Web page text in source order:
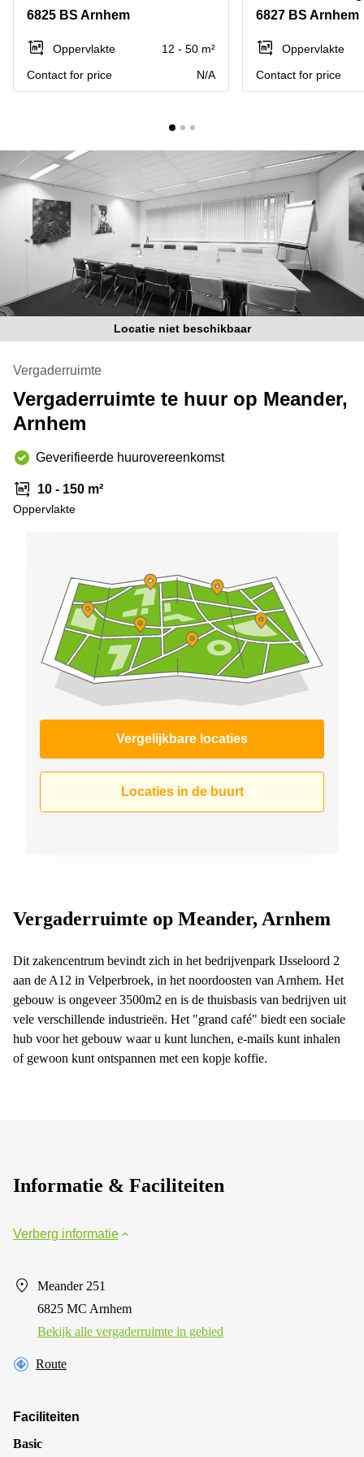
Hengelo
Hilversum
Hoofddorp
Tiel
Tilburg
Zwolle
Amsterdam
Westpoort
Reeuwijk
Business
Arnhem
Westpoort
Business
center
Hilversum
Business
center
space
Coworking
Arnhem
Kantoorruimte
in Arnhem
space
Coworking
space
Kantoor
Huren
Hengelo
Bedrijfsruimte
Huren in
6825 BS Arnhem
Oppervlakte
12 - 50 m²
Contact for price
N/A
6827 BS Arnhem
Oppervlakte
Contact for price
Locatie niet beschikbaar
Vergaderruimte
Vergaderruimte te huur op Meander,
Arnhem
Geverifieerde huurovereenkomst
10 - 150 m²
Oppervlakte
Vergelijkbare locaties
Locaties in de buurt
Vergaderruimte op Meander, Arnhem
Dit zakencentrum bevindt zich in het bedrijvenpark IJsseloord 2
aan de A12 in Velperbroek, in het noordoosten van Arnhem. Het
gebouw is ongeveer 3500m2 en is de thuisbasis van bedrijven uit
vele verschillende industrieën. Het "grand café" biedt een sociale
hub voor het gebouw waar u kunt lunchen, e-mails kunt inhalen
of gewoon kunt ontspannen met een kopje koffie.
Informatie & Faciliteiten
Verberg informatie
Meander 251
6825 MC Arnhem
Bekijk alle vergaderruimte in gebied
Route
Faciliteiten
Basic